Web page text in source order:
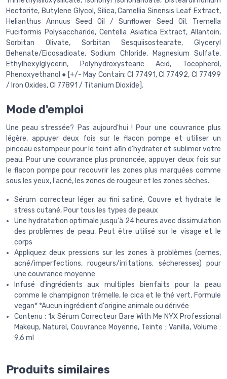
Hectorite, Butylene Glycol, Silica, Camellia Sinensis Leaf Extract,
Helianthus Annuus Seed Oil / Sunflower Seed Oil, Tremella
Fuciformis Polysaccharide, Centella Asiatica Extract, Allantoin,
Sorbitan Olivate, Sorbitan Sesquiisostearate, Glyceryl
Behenate/Eicosadioate, Sodium Chloride, Magnesium Sulfate,
Ethylhexylglycerin, Polyhydroxystearic Acid, Tocopherol,
Phenoxyethanol ● [+/- May Contain: CI 77491, CI 77492, CI 77499
/ Iron Oxides, CI 77891 / Titanium Dioxide].
Mode d'emploi
Une peau stressée? Pas aujourd'hui ! Pour une couvrance plus
légère, appuyer deux fois sur le flacon pompe et utiliser un
pinceau estompeur pour le teint afin d'hydrater et sublimer votre
peau. Pour une couvrance plus prononcée, appuyer deux fois sur
le flacon pompe pour recouvrir les zones plus marquées comme
sous les yeux, l'acné, les zones de rougeur et les zones sèches.
Sérum correcteur léger au fini satiné, Couvre et hydrate le
stress cutané, Pour tous les types de peaux
Une hydratation optimale jusqu'à 24 heures avec dissimulation
des problèmes de peau, Peut être utilisé sur le visage et le
corps
Appliquez deux pressions sur les zones à problèmes (cernes,
acné/imperfections, rougeurs/irritations, sécheresses) pour
une couvrance moyenne
Infusé d'ingrédients aux multiples bienfaits pour la peau
comme le champignon trémelle, le cica et le thé vert, Formule
vegan* *Aucun ingrédient d'origine animale ou dérivée
Contenu : 1x Sérum Correcteur Bare With Me NYX Professional
Makeup, Naturel, Couvrance Moyenne, Teinte : Vanilla, Volume :
9,6 ml
Produits similaires